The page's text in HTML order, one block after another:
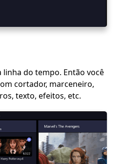
do tempo. Então você
cortador, marceneiro,
texto, efeitos, etc.